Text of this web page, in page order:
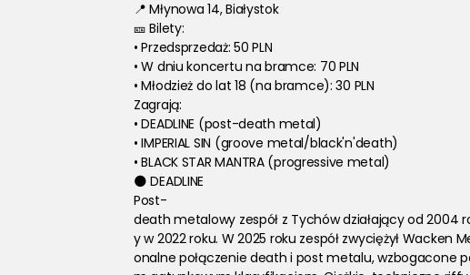
📍 Młynowa 14, Białystok
🎫 Bilety:
• Przedsprzedaż: 50 PLN
• W dniu koncertu na bramce: 70 PLN
• Młodzież do lat 18 (na bramce): 30 PLN
Zagrają:
• DEADLINE (post-death metal)
• IMPERIAL SIN (groove metal/black'n'death)
• BLACK STAR MANTRA (progressive metal)
🌑 DEADLINE
Post-
death metalowy zespół z Tychów działający od 2004
y w 2022 roku. W 2025 roku zespół zwyciężył
onalne połączenie death i post metalu,